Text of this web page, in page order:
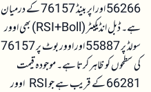
56266 اور اپر بینڈ 76157 کے درمیان
ہے۔ ڈبل انڈیکیٹر (RSI+Boll) بھی اوور
سولڈ پر 55887 اور اوور بوٹ پر 76157
کی سطحوں کو ظاہر کرتا ہے۔ موجودہ قیمت
66281 کے قریب ہے جو RSI اوور